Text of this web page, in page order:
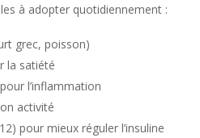
à adopter quotidiennement :
grec, poisson)
la satiété
l’inflammation
activité
pour mieux réguler l’insuline